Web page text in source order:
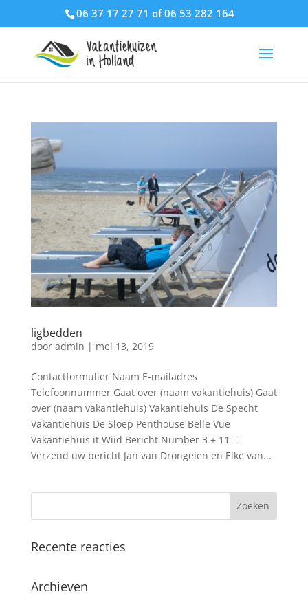
06 37 17 27 71 of 06 53 282 164
ligbedden
door admin | mei 13, 2019
Contactformulier Naam E-mailadres
Telefoonnummer Gaat over (naam vakantiehuis) Gaat
over (naam vakantiehuis) Vakantiehuis De Specht
Vakantiehuis De Sloep Penthouse Belle Vue
Vakantiehuis it Wiid Bericht Number 3 + 11 =
Verzend uw bericht Jan van Drongelen en Elke van...
Recente reacties
Archieven